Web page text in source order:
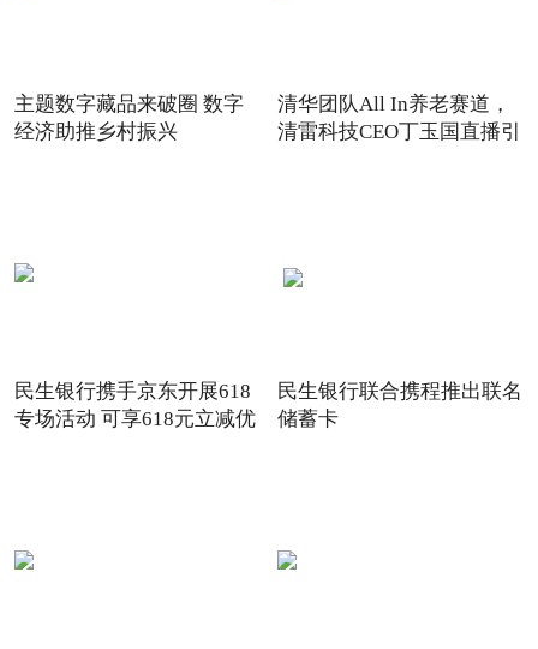
主题数字藏品来破圈 数字
经济助推乡村振兴
清华团队All In养老赛道，
清雷科技CEO丁玉国直播引
民生银行携手京东开展618
专场活动 可享618元立减优
民生银行联合携程推出联名
储蓄卡